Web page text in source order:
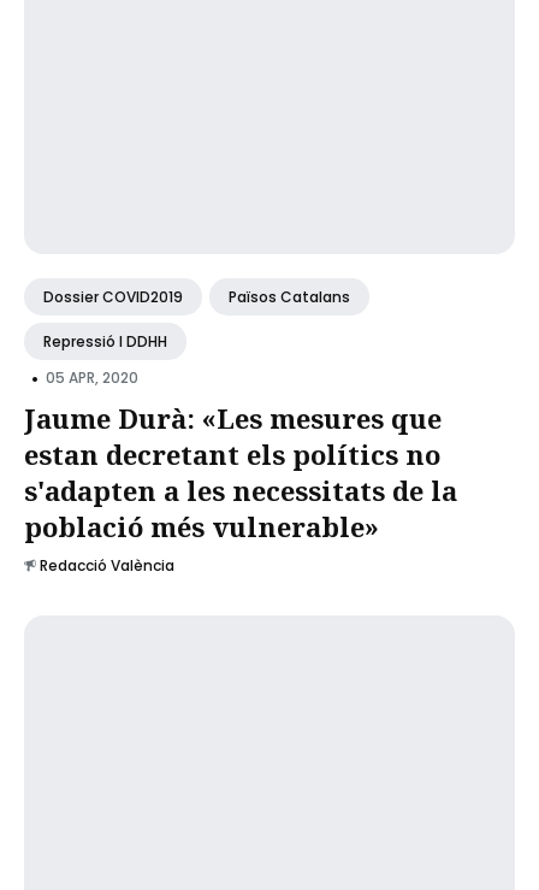
Dossier COVID2019 Països Catalans
Repressió I DDHH
• 05 APR, 2020
Jaume Durà: «Les mesures que
estan decretant els polítics no
s'adapten a les necessitats de la
població més vulnerable»
Redacció València